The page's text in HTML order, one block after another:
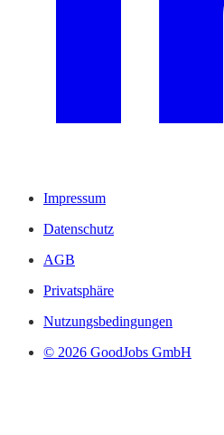
Impressum
Datenschutz
AGB
Privatsphäre
Nutzungsbedingungen
© 2026 GoodJobs GmbH